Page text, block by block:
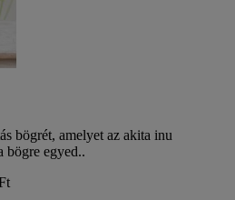
bögrét, amelyet az akita inu
bögre egyed..